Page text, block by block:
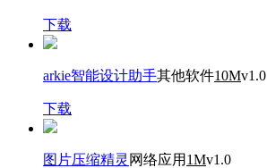
下载
arkie智能设计助手其他软件10Mv1.0
下载
图片压缩精灵 网络应用 1Mv1.0